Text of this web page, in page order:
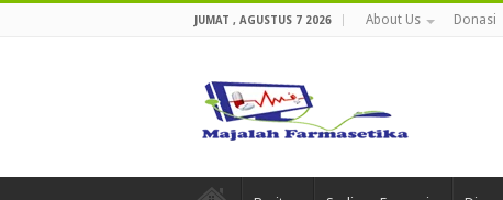
JUMAT , AGUSTUS 7 2026 About Us Donasi